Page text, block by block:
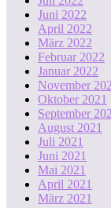
Juni 2022
April 2022
März 2022
Februar 2022
Januar 2022
November
Oktober 2021
September
August 2021
Juli 2021
Juni 2021
Mai 2021
April 2021
März 2021